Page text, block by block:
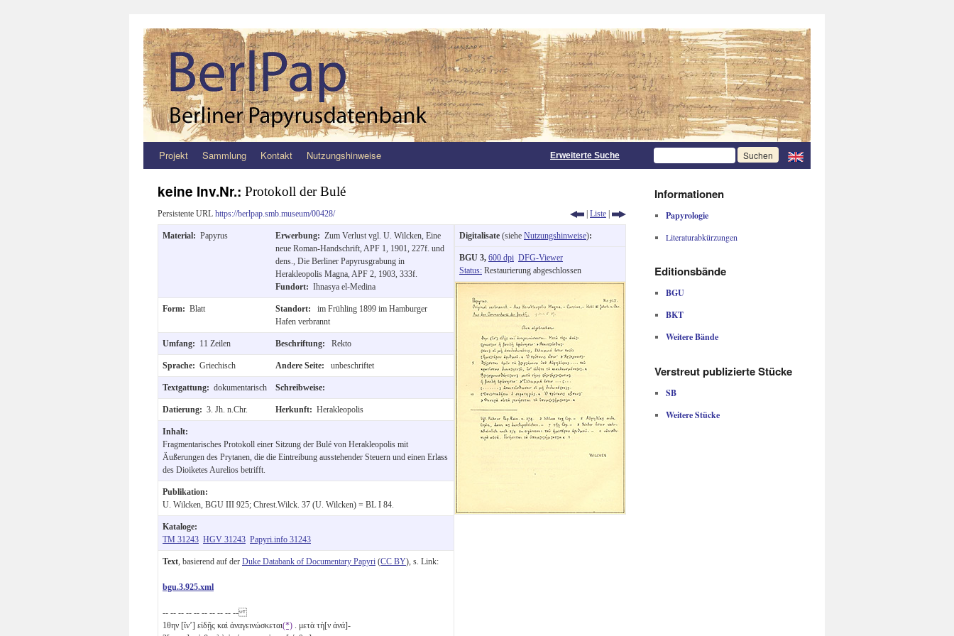
Zum
springen
Projekt Sammlung Kontakt Nutzungshinweise Erweiterte Suche
keine Inv.Nr.: Protokoll der Bulé
Persistente URL https://berlpap.smb.museum/00428/ | Liste |
Material: Papyrus Erwerbung: Zum Verlust vgl. U. Wilcken, Eine
neue Roman-Handschrift, APF 1, 1901, 227f. und
dens., Die Berliner Papyrusgrabung in
Herakleopolis Magna, APF 2, 1903, 333f.
Fundort: Ihnasya el-Medina
Form: Blatt Standort:
im Frühling 1899 im Hamburger
Hafen verbrannt
Umfang: 11 Zeilen Beschriftung: Rekto
Sprache: Griechisch Andere Seite: unbeschriftet
Textgattung: dokumentarisch Schreibweise:
Datierung: 3. Jh. n.Chr. Herkunft: Herakleopolis
Inhalt:
Fragmentarisches Protokoll einer Sitzung der Bulé von Herakleopolis mit
Äußerungen des Prytanen, die die Eintreibung ausstehender Steuern und einen Erlass
des Dioiketes Aurelios betrifft.
Publikation:
U. Wilcken, BGU III 925; Chrest.Wilck. 37 (U. Wilcken) = BL I 84.
Kataloge:
TM 31243 HGV 31243 Papyri.info 31243
Text , basierend auf der Duke Databank of Documentary Papyri (CC BY), s. Link:
bgu.3.925.xml
-- -- -- -- -- -- -- -- -- --
1θην [ἵνʼ] εἰδῇς καὶ ἀναγεινώσκεται(*) . μετὰ τὴ[ν ἀνά]-
Digitalisate (siehe Nutzungshinweise):
BGU 3, 600 dpi DFG-Viewer
Status: Restaurierung abgeschlossen
Informationen
Papyrologie
Literaturabkürzungen
Editionsbände
BGU
BKT
Weitere Bände
Verstreut publizierte Stücke
SB
Weitere Stücke